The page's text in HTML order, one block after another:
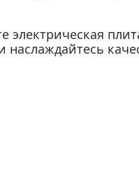
электрическая
наслаждайтесь